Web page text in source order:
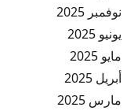
نوفمبر 2025
يونيو 2025
مايو 2025
أبريل 2025
مارس 2025